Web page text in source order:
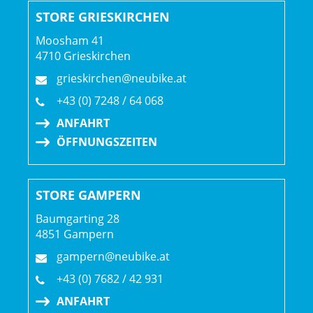
Schaltwerk hinten: Shimano XT M8250, langer Käfig
Kurbelsatz: Shimano XT M8200, 30 Z., 55 mm Kettenlinie,
170 mm Kurbelarmlänge
Shimano BB-MT501, BSA-Gewinde
Kassette: Shimano XT M8200, 10-51 Z., 12fach
Kette: Shimano XT M8100, 12fach
Lenker: Race Face Turbine, Aluminium, 35 mm, 40 mm
Rise, 780 mm Breite
STORE GRIESKIRCHEN
Moosham 41
4710 Grieskirchen
grieskirchen@neubike.at
+43 (0) 7248 / 64 068
ANFAHRT
ÖFFNUNGSZEITEN
STORE GAMPERN
Baumgarting 28
4851 Gampern
gampern@neubike.at
+43 (0) 7682 / 42 931
ANFAHRT